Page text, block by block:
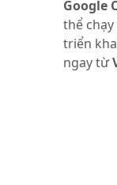
Google
thể
triển
ngay từ